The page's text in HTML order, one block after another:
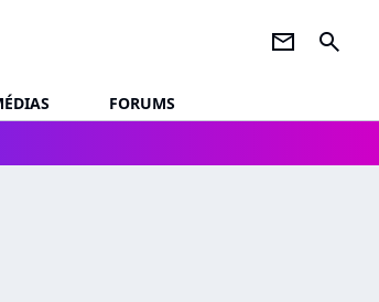
newsletter search
FORUMS